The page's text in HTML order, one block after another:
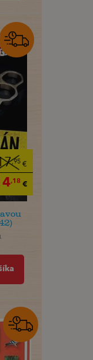
,95€
,18€